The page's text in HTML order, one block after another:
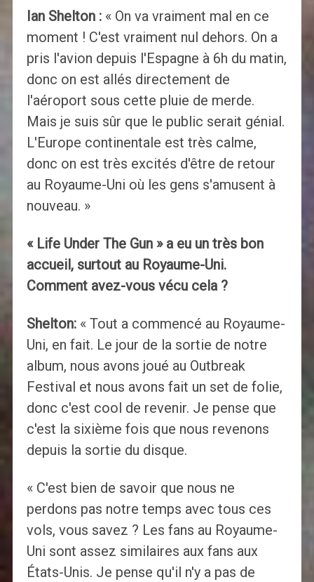
Ian Shelton :« On va vraiment mal en ce
moment ! C'est vraiment nul dehors. On a
pris l'avion depuis l'Espagne à 6h du matin,
donc on est allés directement de
l'aéroport sous cette pluie de merde.
Mais je suis sûr que le public serait génial.
L'Europe continentale est très calme,
donc on est très excités d'être de retour
au Royaume-Uni où les gens s'amusent à
nouveau. »
« Life Under The Gun » a eu un très bon
accueil, surtout au Royaume-Uni.
Comment avez-vous vécu cela ?
Shelton:« Tout a commencé au Royaume-
Uni, en fait. Le jour de la sortie de notre
album, nous avons joué au Outbreak
Festival et nous avons fait un set de folie,
donc c'est cool de revenir. Je pense que
c'est la sixième fois que nous revenons
depuis la sortie du disque.
« C'est bien de savoir que nous ne
perdons pas notre temps avec tous ces
vols, vous savez ? Les fans au Royaume-
Uni sont assez similaires aux fans aux
États-Unis. Je pense qu'il n'y a pas de